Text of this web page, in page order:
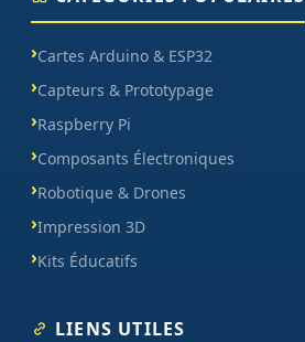
Cartes Arduino & ESP32
Capteurs & Prototypage
Raspberry Pi
Composants Électroniques
Robotique & Drones
Impression 3D
Kits Éducatifs
LIENS UTILES